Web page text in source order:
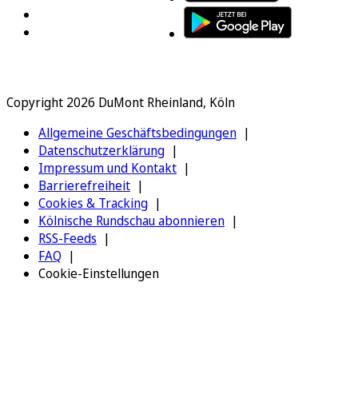
Copyright 2026 DuMont Rheinland, Köln
Allgemeine Geschäftsbedingungen
Datenschutzerklärung
Impressum und Kontakt
Barrierefreiheit
Cookies & Tracking
Kölnische Rundschau abonnieren
RSS-Feeds
FAQ
Cookie-Einstellungen